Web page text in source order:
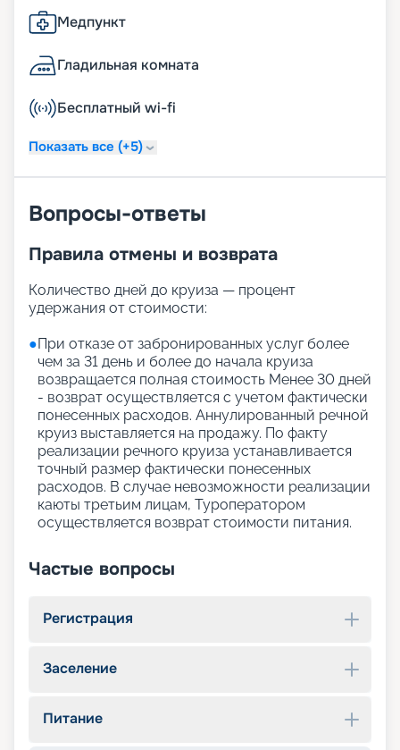
Медпункт
Гладильная комната
Бесплатный wi-fi
Показать все (+5)
Вопросы-ответы
Правила отмены и возврата
Количество дней до круиза — процент
удержания от стоимости:
●При отказе от забронированных услуг более
чем за 31 день и более до начала круиза
возвращается полная стоимость Менее 30 дней
- возврат осуществляется с учетом фактически
понесенных расходов. Аннулированный речной
круиз выставляется на продажу. По факту
реализации речного круиза устанавливается
точный размер фактически понесенных
расходов. В случае невозможности реализации
каюты третьим лицам, Туроператором
осуществляется возврат стоимости питания.
Частые вопросы
Регистрация
Заселение
Питание